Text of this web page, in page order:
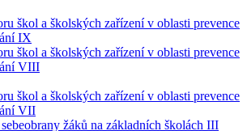
škol a školských zařízení v oblasti prevence
IX
škol a školských zařízení v oblasti prevence
VIII
škol a školských zařízení v oblasti prevence
VII
žáků na základních školách III